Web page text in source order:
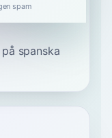
på spanska
spam